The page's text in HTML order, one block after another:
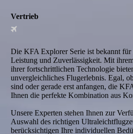
Vertrieb
Die KFA Explorer Serie ist bekannt für
Leistung und Zuverlässigkeit. Mit
ihrer fortschrittlichen Technologie
unvergleichliches Flugerlebnis. Egal,
sind oder gerade erst anfangen, die
Ihnen die perfekte Kombination aus
Unsere Experten stehen Ihnen zur
Auswahl des richtigen
berücksichtigen Ihre individuellen